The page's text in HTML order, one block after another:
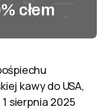
cłem
kawy do USA,
sierpnia 2025